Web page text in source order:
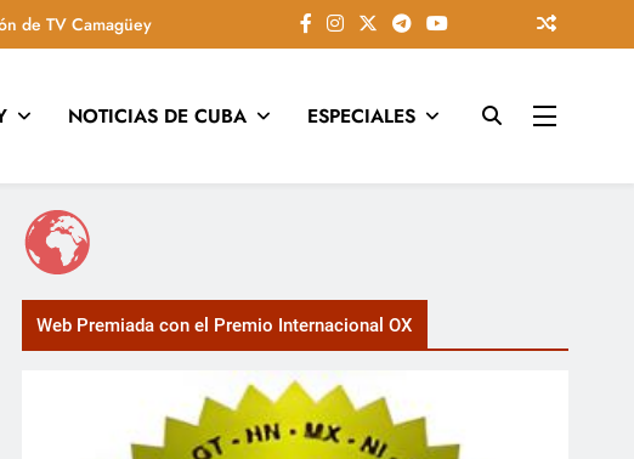
de TV Camagüey
comunitarios, conectando la tradición camagüeyana con la actualidad
NOTICIAS DE CUBA ESPECIALES
Web Premiada con el Premio Internacional OX